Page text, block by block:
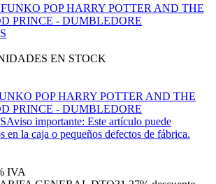
EN STOCK
POP HARRY POTTER AND THE
PRINCE - DUMBLEDORE
Aviso importante: Este artículo puede
en la caja o pequeños defectos de fábrica.
IVA